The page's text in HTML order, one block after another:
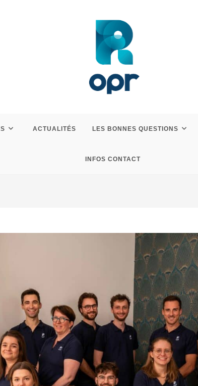
ACTUALITÉS LES BONNES QUESTIONS
INFOS CONTACT